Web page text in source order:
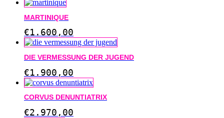
MARTINIQUE
€1.600,00
DIE VERMESSUNG DER JUGEND
€1.900,00
CORVUS DENUNTIATRIX
€2.970,00